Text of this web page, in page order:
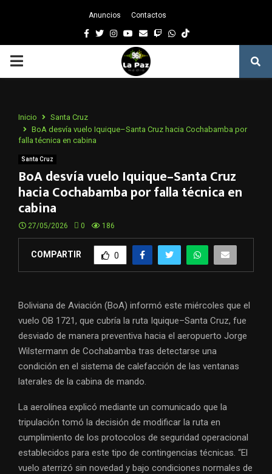
Anuncios Contactos
Facebook
TwitterInstagram
Youtube
EmailTwitchWhatsapp
PRIMARY
Inicio
Santa Cruz
BoA desvía vuelo Iquique–Santa Cruz hacia Cochabamba por
falla técnica en cabina
Santa Cruz
BoA desvía vuelo Iquique–Santa Cruz
hacia Cochabamba por falla técnica en
cabina
27/05/2026 0 186
COMPARTIR 0
Boliviana de Aviación (BoA) informó este miércoles que el
vuelo OB 1721, que cubría la ruta Iquique–Santa Cruz, fue
desviado de manera preventiva hacia el aeropuerto Jorge
Wilstermann de Cochabamba tras detectarse una
condición en el sistema de calefacción de las ventanas
laterales de la cabina de mando.
La aerolínea explicó mediante un comunicado que la
tripulación tomó la decisión de modificar la ruta en
cumplimiento de los protocolos de seguridad operacional
establecidos para este tipo de contingencias técnicas. “El
vuelo aterrizó sin novedad y bajo condiciones normales de